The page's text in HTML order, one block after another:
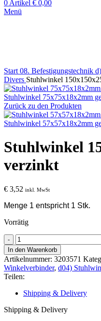
0 Artikel € 0,00
Menü
Start 08. Befestigungstechnik
Divers Stuhlwinkel
Stuhlwinkel 75x75x18x2mm
Zurück zu den Produkten
Stuhlwinkel 57x57x18x2mm
Stuhlwinkel
verzinkt
€ 3,52 inkl. MwSt
Menge 1 entspricht 1 Stk.
Vorrätig
Stuhlwinkel
150x150x25x5mm
verzinkt
Menge
In den Warenkorb
Artikelnummer: 3203571
Winkelverbinder, d04)
Teilen:
Shipping & Delivery
Shipping & Delivery